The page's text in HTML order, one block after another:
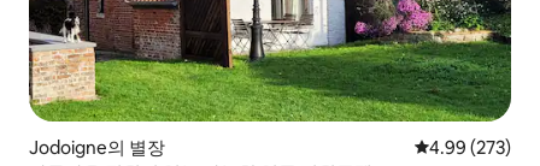
Jodoigne의 별장 평점 4.99점(5
4.99 (273)